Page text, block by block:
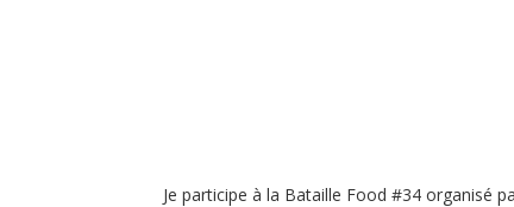
Je participe à la Bataille Food #34 organisé